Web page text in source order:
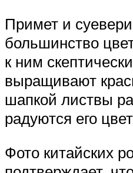
Примет и
большинство
к ним
выращивают
шапкой листвы
радуются его
Фото китайских